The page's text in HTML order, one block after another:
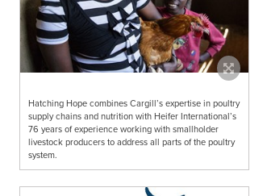
Hatching Hope combines Cargill’s expertise in poultry
supply chains and nutrition with Heifer International’s
76 years of experience working with smallholder
livestock producers to address all parts of the poultry
system.